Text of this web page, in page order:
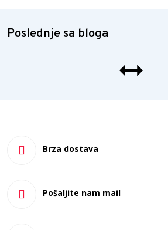
Poslednje sa bloga
Brza dostava
Pošaljite nam mail